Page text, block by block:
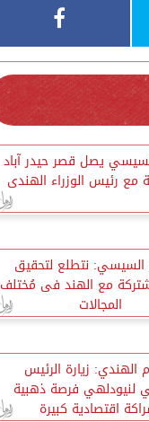
يصل قصر حيدر آباد
مع رئيس الوزراء الهندى
السيسي: نتطلع لتحقيق
مع الهند فى مُختلف
المجالات
الهندي: زيارة الرئيس
لنيودلهي فرصة ذهبية
اقتصادية كبيرة